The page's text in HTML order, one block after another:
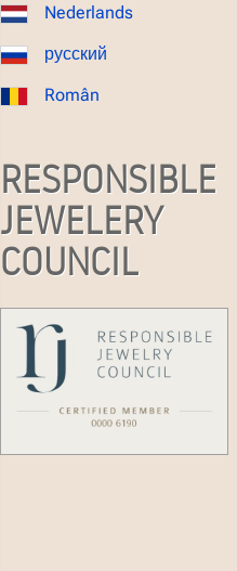
Nederlands
русский
Român
RESPONSIBLE
JEWELERY
COUNCIL